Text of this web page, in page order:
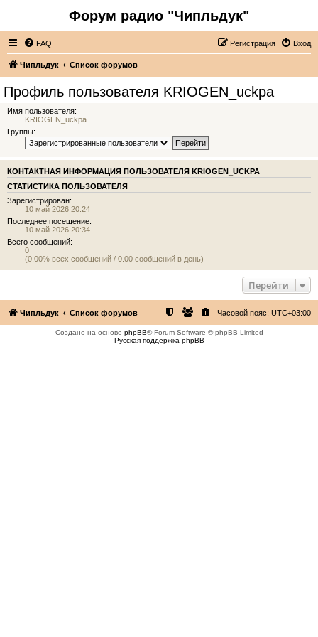
Форум радио "Чипльдук"
FAQ Вход
Регистрация
Чипльдук Список форумов
Профиль пользователя KRIOGEN_uckpa
Имя пользователя:
KRIOGEN_uckpa
Группы:
КОНТАКТНАЯ ИНФОРМАЦИЯ ПОЛЬЗОВАТЕЛЯ KRIOGEN_UCKPA
СТАТИСТИКА ПОЛЬЗОВАТЕЛЯ
Зарегистрирован:
10 май 2026 20:24
Последнее посещение:
10 май 2026 20:34
Всего сообщений:
0
(0.00% всех сообщений / 0.00 сообщений в день)
Перейти
Чипльдук Список форумов Часовой пояс: UTC+03:00
Создано на основе phpBB® Forum Software © phpBB Limited
Русская поддержка phpBB